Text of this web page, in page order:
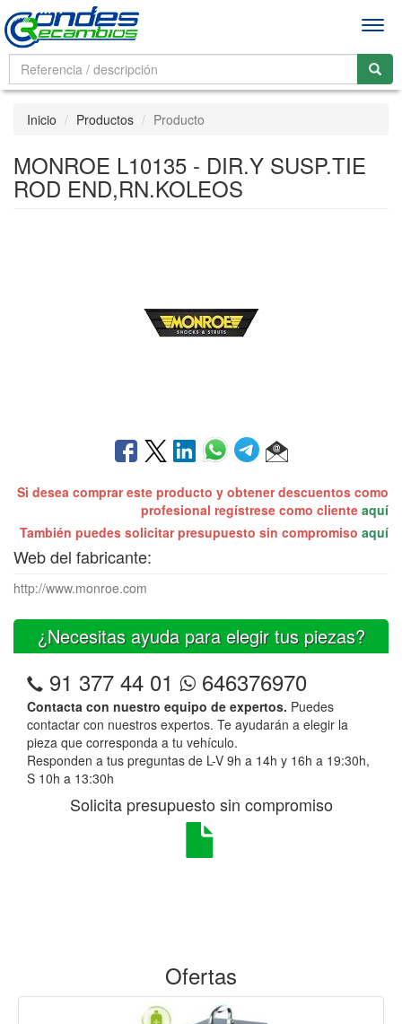
Inicio Productos Producto
MONROE L10135 - DIR.Y SUSP.TIE
ROD END,RN.KOLEOS
Si desea comprar este producto y obtener descuentos como
profesional regístrese como cliente aquí
También puedes solicitar presupuesto sin compromiso aquí
Web del fabricante:
http://www.monroe.com
¿Necesitas ayuda para elegir tus piezas?
91 377 44 01 646376970
Contacta con nuestro equipo de expertos. Puedes
contactar con nuestros expertos. Te ayudarán a elegir la
pieza que corresponda a tu vehículo.
Responden a tus preguntas de L-V 9h a 14h y 16h a 19:30h,
S 10h a 13:30h
Solicita presupuesto sin compromiso
Ofertas